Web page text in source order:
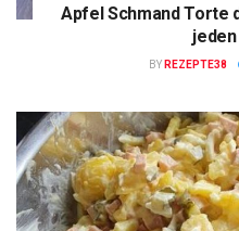
Apfel Schmand Torte
BY REZEPTE38